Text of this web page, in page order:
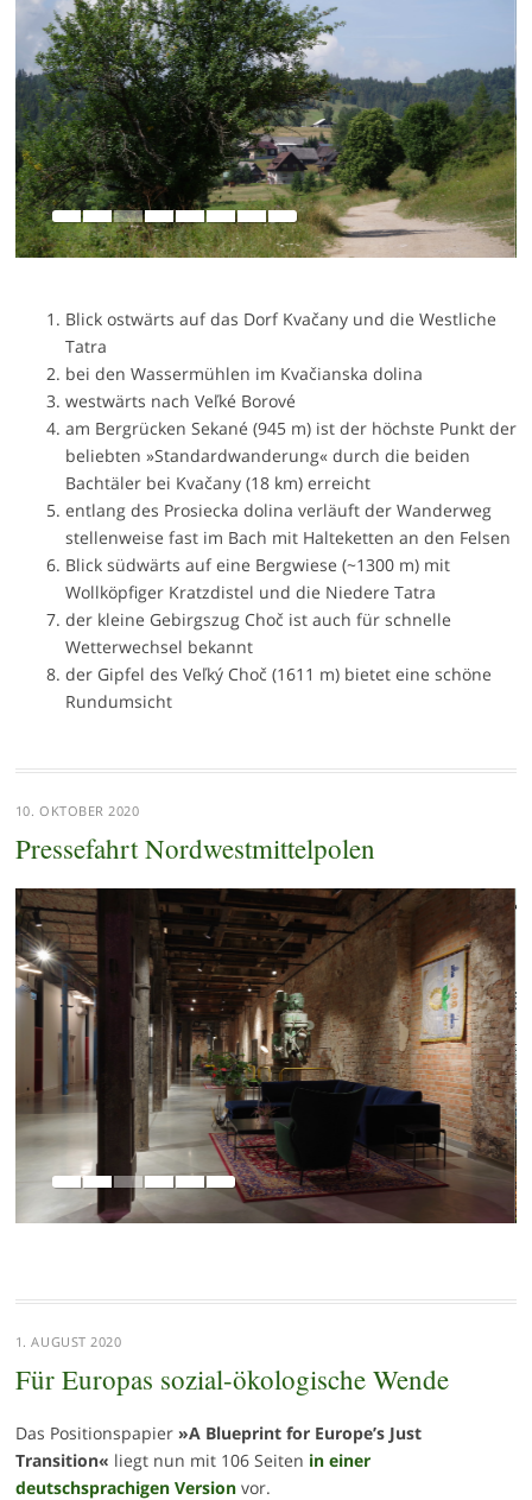
Blick ostwärts auf das Dorf Kvačany und die Westliche
Tatra
bei den Wassermühlen im Kvačianska dolina
westwärts nach Veľké Borové
am Bergrücken Sekané (945 m) ist der höchste Punkt der
beliebten »Standardwanderung« durch die beiden
Bachtäler bei Kvačany (18 km) erreicht
entlang des Prosiecka dolina verläuft der Wanderweg
stellenweise fast im Bach mit Halteketten an den Felsen
Blick südwärts auf eine Bergwiese (~1300 m) mit
Wollköpfiger Kratzdistel und die Niedere Tatra
der kleine Gebirgszug Choč ist auch für schnelle
Wetterwechsel bekannt
der Gipfel des Veľký Choč (1611 m) bietet eine schöne
Rundumsicht
10. OKTOBER 2020
Pressefahrt Nordwestmittelpolen
1. AUGUST 2020
Für Europas sozial-ökologische Wende
Das Positionspapier »A Blueprint for Europe’s Just
Transition« liegt nun mit 106 Seiten in einer
deutschsprachigen Versionvor.